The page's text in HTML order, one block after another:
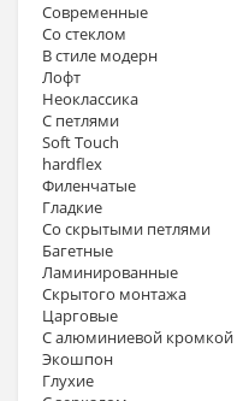
Современные
Со стеклом
В стиле модерн
Лофт
Неоклассика
С петлями
Soft Touch
hardflex
Филенчатые
Гладкие
Со скрытыми петлями
Багетные
Ламинированные
Скрытого монтажа
Царговые
С алюминиевой кромкой
Экошпон
Глухие